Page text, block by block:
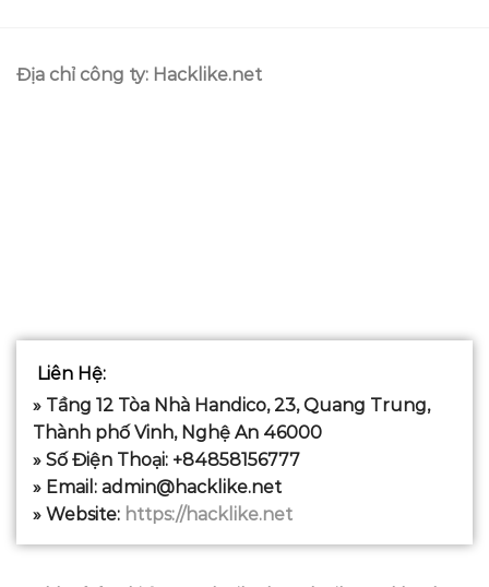
Địa chỉ công ty: Hacklike.net
Liên Hệ:
» Tầng 12 Tòa Nhà Handico, 23, Quang Trung,
Thành phố Vinh, Nghệ An 46000
» Số Điện Thoại: +84858156777
» Email: admin@hacklike.net
» Website: https://hacklike.net